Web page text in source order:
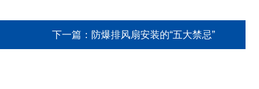
下一篇： 防爆排风扇安装的“五大禁忌”